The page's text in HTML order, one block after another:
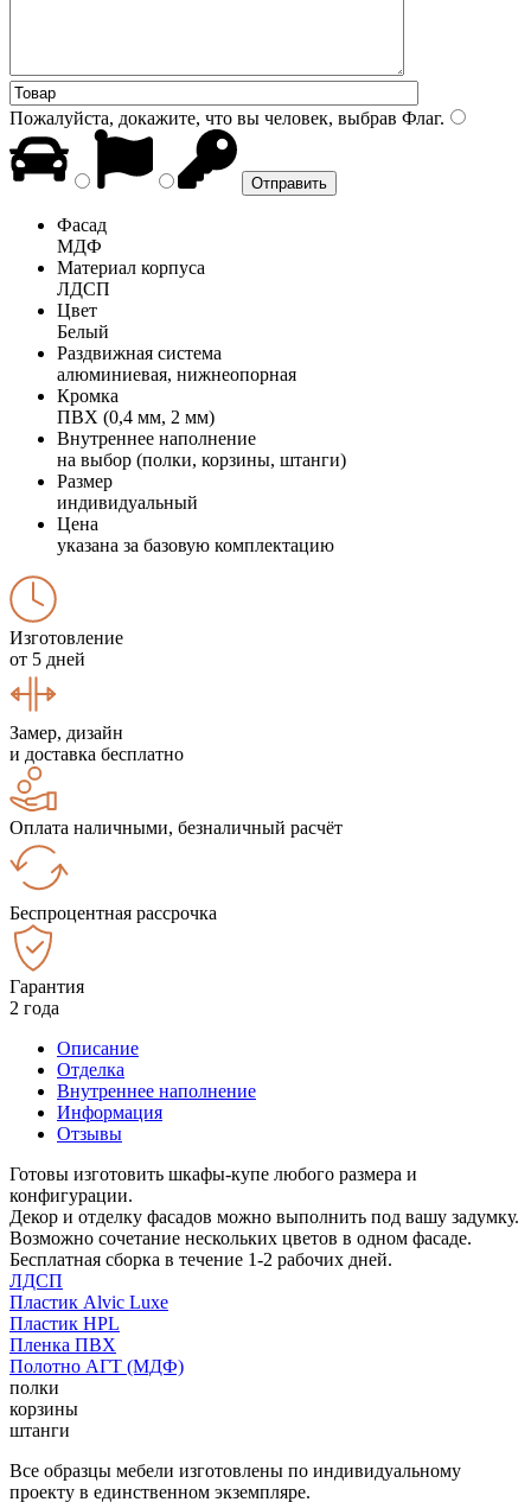
Пожалуйста, докажите, что вы человек, выбрав Флаг.
Фасад
МДФ
Материал корпуса
ЛДСП
Цвет
Белый
Раздвижная система
алюминиевая, нижнеопорная
Кромка
ПВХ (0,4 мм, 2 мм)
Внутреннее наполнение
на выбор (полки, корзины, штанги)
Размер
индивидуальный
Цена
указана за базовую комплектацию
Изготовление
от 5 дней
Замер, дизайн
и доставка бесплатно
Оплата наличными, безналичный расчёт
Беспроцентная рассрочка
Гарантия
2 года
Описание
Отделка
Внутреннее наполнение
Информация
Отзывы
Готовы изготовить шкафы-купе любого размера и
конфигурации.
Декор и отделку фасадов можно выполнить под вашу задумку.
Возможно сочетание нескольких цветов в одном фасаде.
Бесплатная сборка в течение 1-2 рабочих дней.
ЛДСП
Пластик Alvic Luxe
Пластик HPL
Пленка ПВХ
Полотно АГТ (МДФ)
полки
корзины
штанги
Все образцы мебели изготовлены по индивидуальному
проекту в единственном экземпляре.